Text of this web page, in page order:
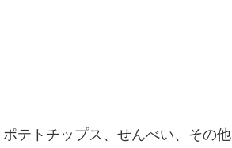
テトチップス、せんべい、その他